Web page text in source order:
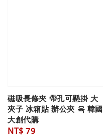
磁吸長條夾 帶孔可懸掛 大
夾子 冰箱貼 辦公夾 육 韓國
大創代購
Regular
NT$ 79